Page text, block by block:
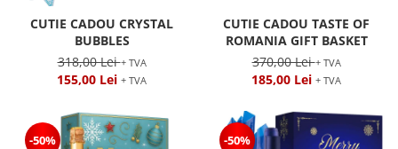
CUTIE CADOU CRYSTAL
BUBBLES
318,00 Lei+ TVA
155,00 Lei + TVA
CUTIE CADOU TASTE OF
ROMANIA GIFT BASKET
370,00 Lei+ TVA
185,00 Lei + TVA
-50% -50%